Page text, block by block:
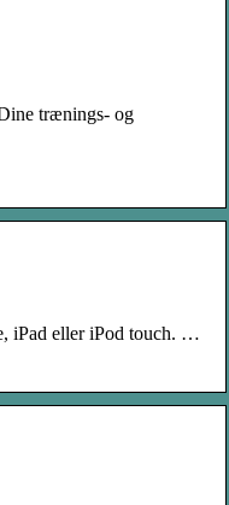
trænings- og
iPad eller iPod touch. …